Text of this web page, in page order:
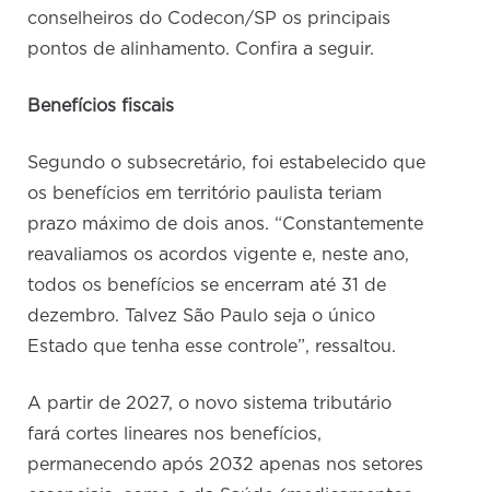
conselheiros do Codecon/SP os principais
pontos de alinhamento. Confira a seguir.
Benefícios fiscais
Segundo o subsecretário, foi estabelecido que
os benefícios em território paulista teriam
prazo máximo de dois anos. “Constantemente
reavaliamos os acordos vigente e, neste ano,
todos os benefícios se encerram até 31 de
dezembro. Talvez São Paulo seja o único
Estado que tenha esse controle”, ressaltou.
A partir de 2027, o novo sistema tributário
fará cortes lineares nos benefícios,
permanecendo após 2032 apenas nos setores